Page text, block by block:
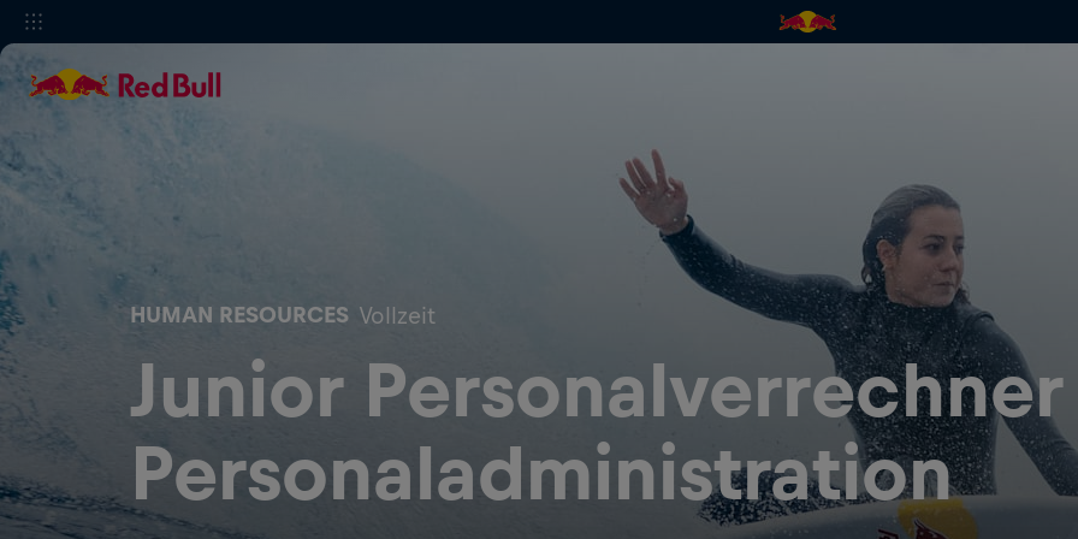
HUMAN RESOURCES Vollzeit
Junior
Personaladministration